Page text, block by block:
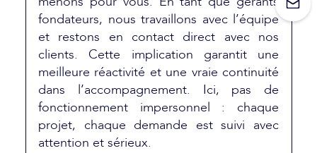
fondateurs, nous travaillons avec l’équipe
et restons en contact direct avec nos
clients. Cette implication garantit une
meilleure réactivité et une vraie continuité
dans l’accompagnement. Ici, pas de
fonctionnement impersonnel : chaque
projet, chaque demande est suivi avec
attention et sérieux.